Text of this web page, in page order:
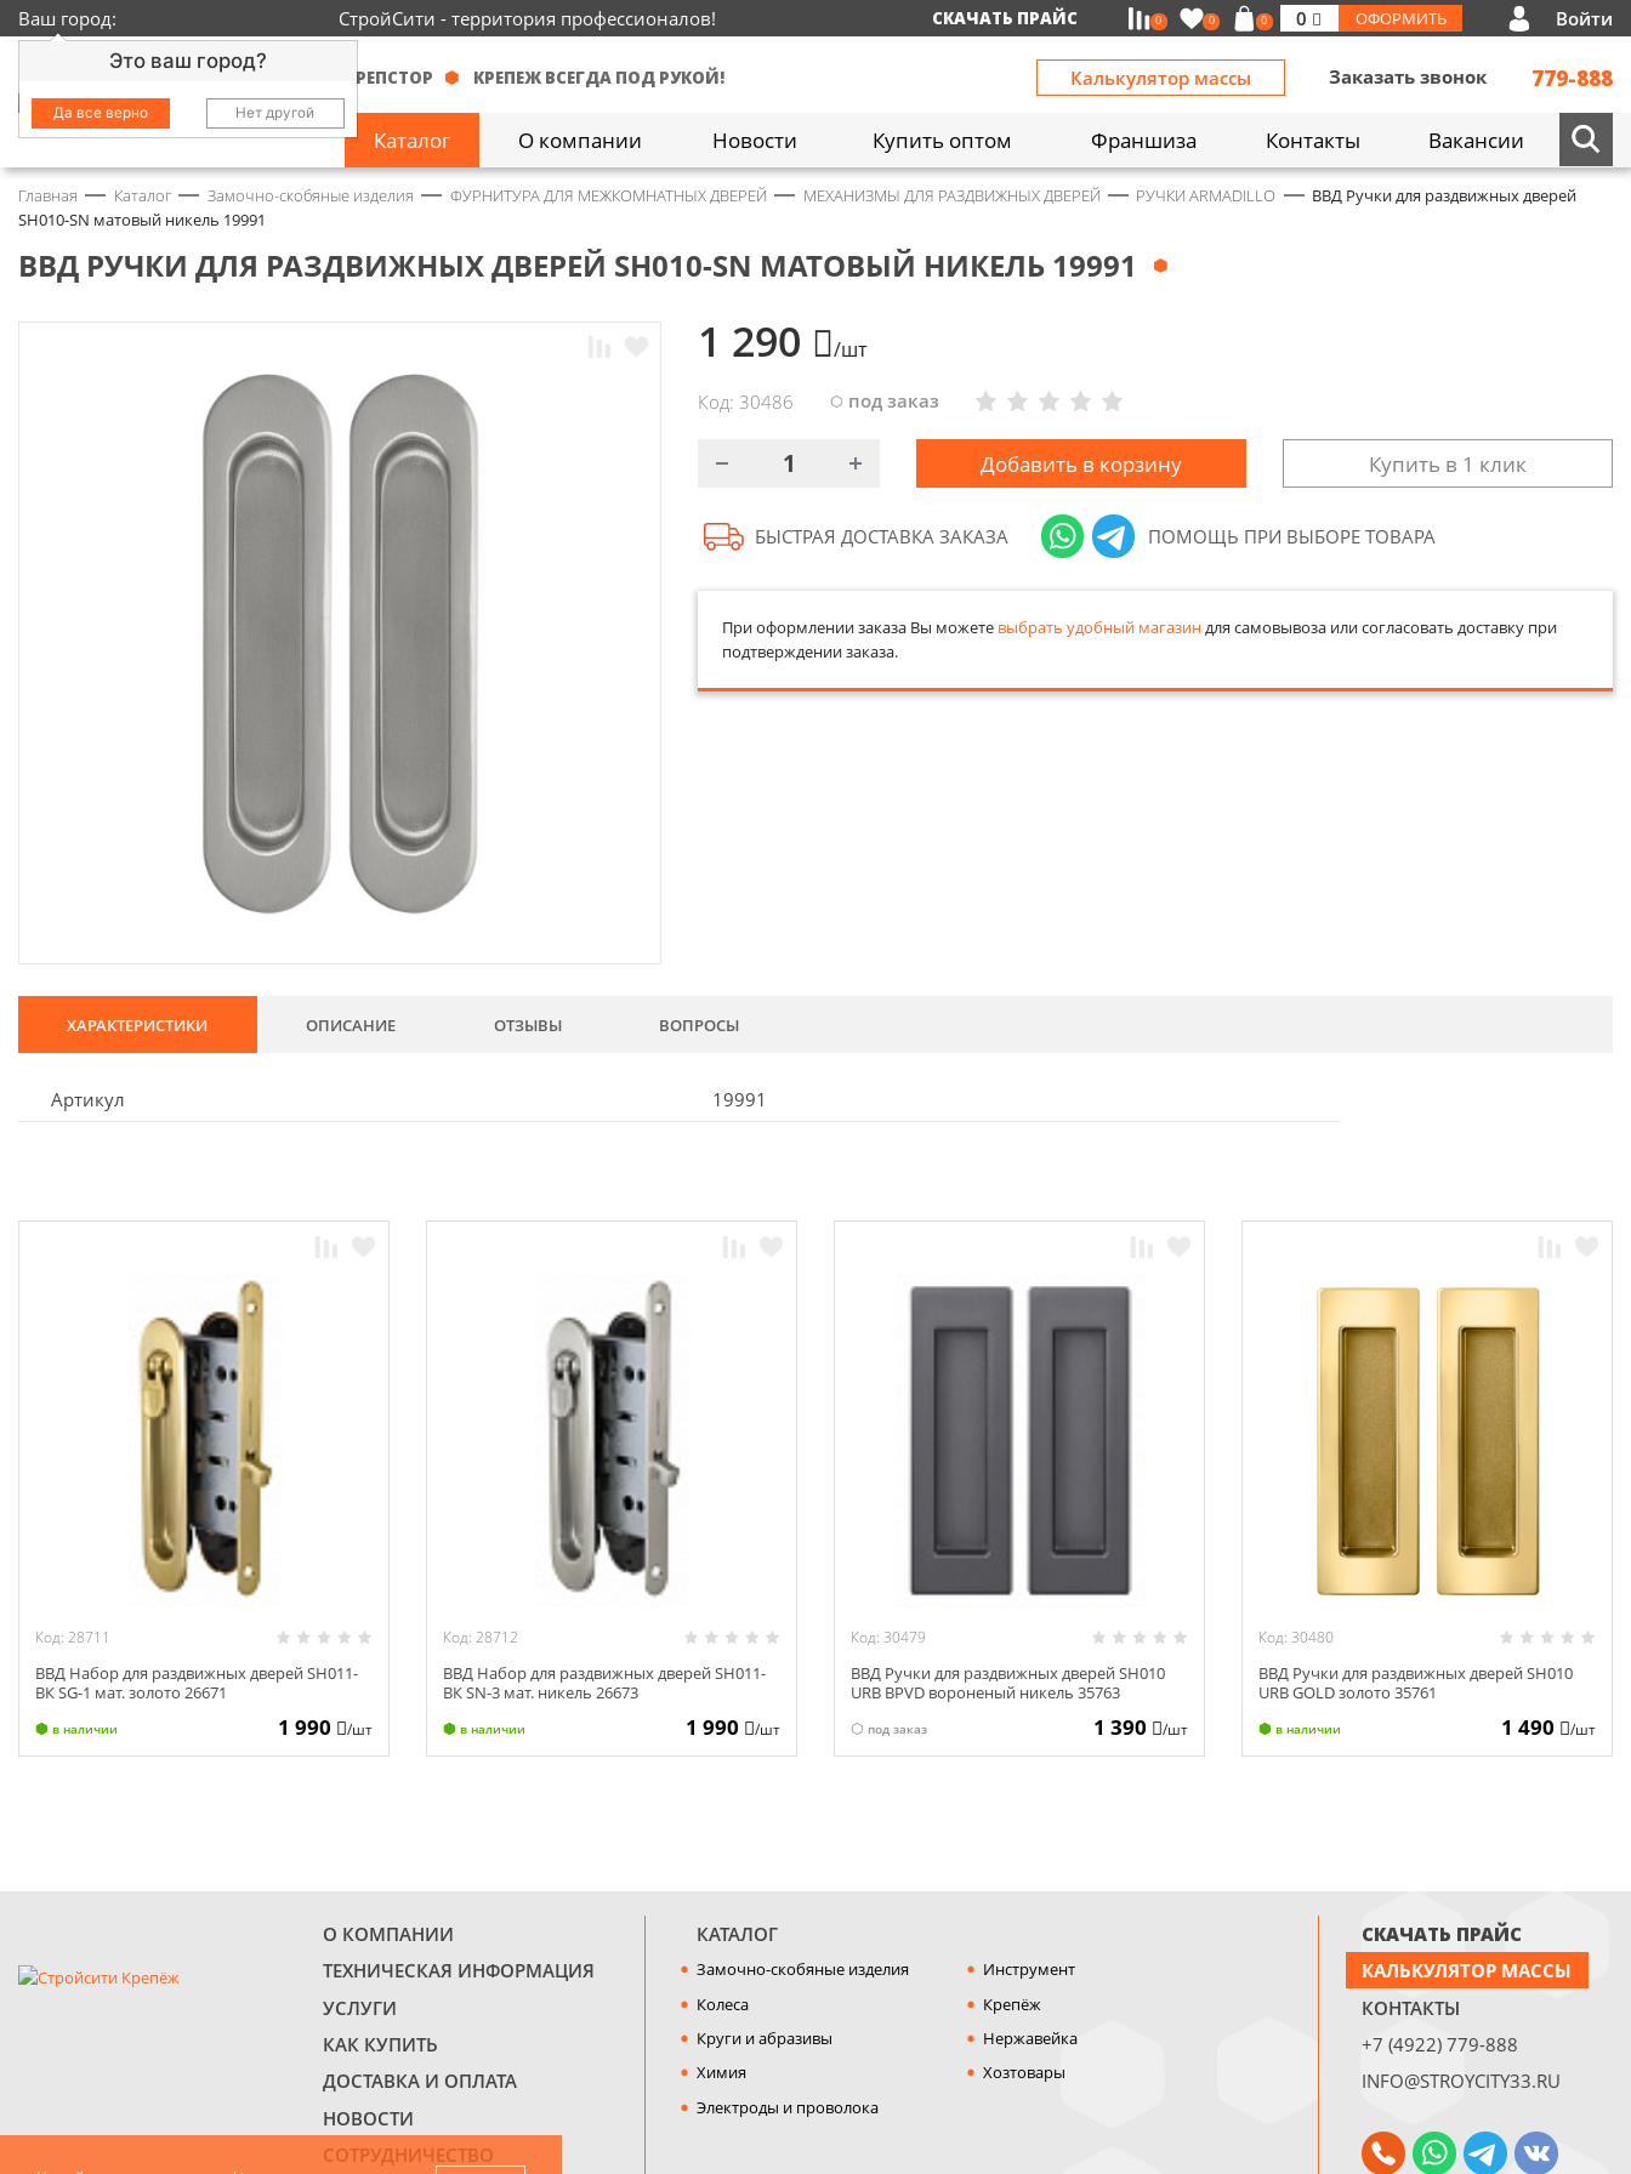
Ваш город:
Это ваш город?
Да все верно Нет другой
СтройСити - территория профессионалов! СКАЧАТЬ ПРАЙС 0 0 0 0 ОФОРМИТЬ Войти
КРЕПСТОР КРЕПЕЖ ВСЕГДА ПОД РУКОЙ! Калькулятор массы Заказать звонок 779-888
Каталог О компании Новости Купить оптом Франшиза Контакты Вакансии
Замочно-скобяные
изделия 1429
Инструмент 2363
Круги и абразивы 152
Главная Каталог Замочно-скобяные изделия ФУРНИТУРА ДЛЯ МЕЖКОМНАТНЫХ ДВЕРЕЙ МЕХАНИЗМЫ ДЛЯ РАЗДВИЖНЫХ ДВЕРЕЙ РУЧКИ ARMADILLO
ВВД Ручки для раздвижных дверей
SH010-SN матовый никель 19991
ВВД РУЧКИ ДЛЯ РАЗДВИЖНЫХ ДВЕРЕЙ SH010-SN МАТОВЫЙ НИКЕЛЬ 19991
1 290 /шт
Код: 30486 под заказ
Добавить в корзину Купить в 1 клик
БЫСТРАЯ ДОСТАВКА ЗАКАЗА ПОМОЩЬ ПРИ ВЫБОРЕ ТОВАРА
При оформлении заказа Вы можете выбрать удобный магазиндля самовывоза или согласовать доставку при
подтверждении заказа.
ХАРАКТЕРИСТИКИ ОПИСАНИЕ ОТЗЫВЫ ВОПРОСЫ
Артикул 19991
Код: 28711
ВВД Набор для раздвижных дверей SH011-
ВК SG-1 мат. золото 26671
в наличии 1 990 /шт
Код: 28712
ВВД Набор для раздвижных дверей SH011-
ВК SN-3 мат. никель 26673
в наличии 1 990 /шт
Код: 30479
ВВД Ручки для раздвижных дверей SH010
URB BPVD вороненый никель 35763
под заказ 1 390 /шт
Код: 30480
ВВД Ручки для раздвижных дверей SH010
URB GOLD золото 35761
в наличии 1 490 /шт
О КОМПАНИИ
ТЕХНИЧЕСКАЯ ИНФОРМАЦИЯ
УСЛУГИ
КАК КУПИТЬ
ДОСТАВКА И ОПЛАТА
НОВОСТИ
СОТРУДНИЧЕСТВО
КАТАЛОГ
Замочно-скобяные изделия
Инструмент
Колеса
Крепёж
Круги и абразивы
Нержавейка
Химия
Хозтовары
Электроды и проволока
СКАЧАТЬ ПРАЙС
КАЛЬКУЛЯТОР МАССЫ
КОНТАКТЫ
+7 (4922) 779-888
INFO@STROYCITY33.RU